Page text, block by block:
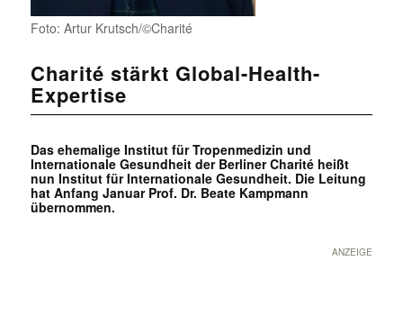
Foto: Artur Krutsch/©Charité
Charité stärkt Global-Health-
Expertise
Das ehemalige Institut für Tropenmedizin und
Internationale Gesundheit der Berliner Charité heißt
nun Institut für Internationale Gesundheit. Die Leitung
hat Anfang Januar Prof. Dr. Beate Kampmann
übernommen.
ANZEIGE